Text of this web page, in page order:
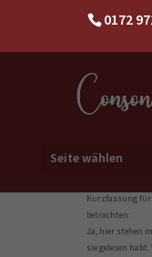
0172
Seite wählen
Kurzfassung für
betrachten:
Ja, hier stehen
sie gelesen